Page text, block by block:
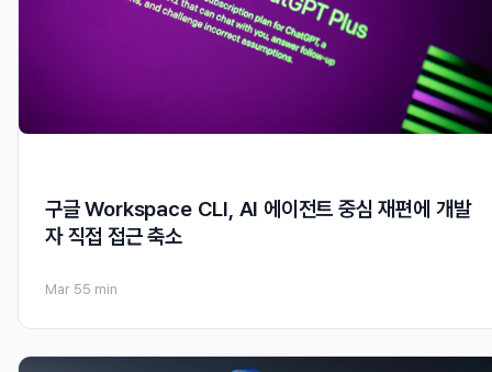
구글 Workspace CLI, AI 에이전트 중심 재편에 개발
자 직접 접근 축소
Mar 55 min